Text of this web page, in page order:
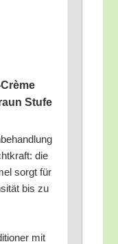
Stu­fe
die
sorgt für
bis zu
mit